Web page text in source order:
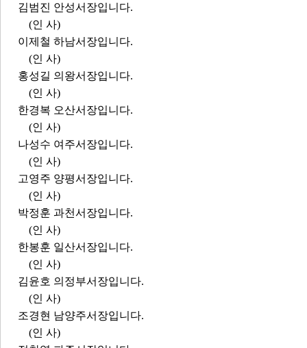
김범진 안성서장입니다.
(인 사)
이제철 하남서장입니다.
(인 사)
홍성길 의왕서장입니다.
(인 사)
한경복 오산서장입니다.
(인 사)
나성수 여주서장입니다.
(인 사)
고영주 양평서장입니다.
(인 사)
박정훈 과천서장입니다.
(인 사)
한봉훈 일산서장입니다.
(인 사)
김윤호 의정부서장입니다.
(인 사)
조경현 남양주서장입니다.
(인 사)